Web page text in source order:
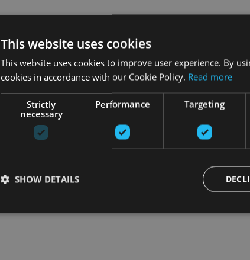
This website uses cookies
This website uses cookies to improve user experience. By
cookies in accordance with our Cookie Policy. Read more
Strictly
necessary
Performance Targeting
SHOW DETAILS